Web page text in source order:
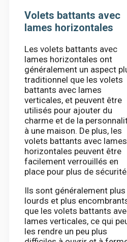
Volets battants avec
lames horizontales
Les volets battants avec
lames horizontales ont
généralement un aspect
traditionnel que les volets
battants avec lames
verticales, et peuvent être
utilisés pour ajouter du
charme et de la
à une maison. De plus, les
volets battants avec lames
horizontales peuvent être
facilement verrouillés en
place pour plus de
Ils sont généralement plus
lourds et plus
que les volets battants
lames verticales, ce qui
les rendre un peu plus